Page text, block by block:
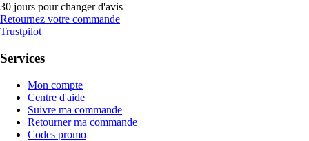
30 jours pour changer d'avis
Retournez votre commande
Trustpilot
Services
Mon compte
Centre d'aide
Suivre ma commande
Retourner ma commande
Codes promo